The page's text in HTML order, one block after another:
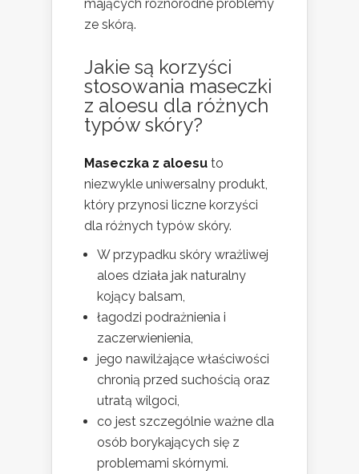
mających różnorodne problemy
ze skórą.
Jakie są korzyści
stosowania maseczki
z aloesu dla różnych
typów skóry?
Maseczka z aloesu to
niezwykle uniwersalny produkt,
który przynosi liczne korzyści
dla różnych typów skóry.
W przypadku skóry wrażliwej
aloes działa jak naturalny
kojący balsam,
łagodzi podrażnienia i
zaczerwienienia,
jego nawilżające właściwości
chronią przed suchością oraz
utratą wilgoci,
co jest szczególnie ważne dla
osób borykających się z
problemami skórnymi.